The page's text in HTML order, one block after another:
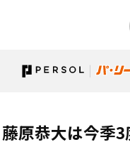
原恭大は今季3